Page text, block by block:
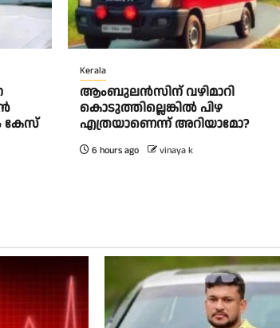
കേസ്
Kerala
ആംബുലന്‍സിന് വഴിമാറി
കൊടുത്തില്ലെങ്കില്‍ പിഴ
എത്രയാണെന്ന് അറിയാമോ?
6 hours ago vinaya k